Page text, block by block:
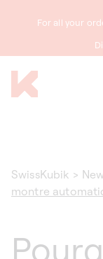
For all your
SwissKubik >
montre